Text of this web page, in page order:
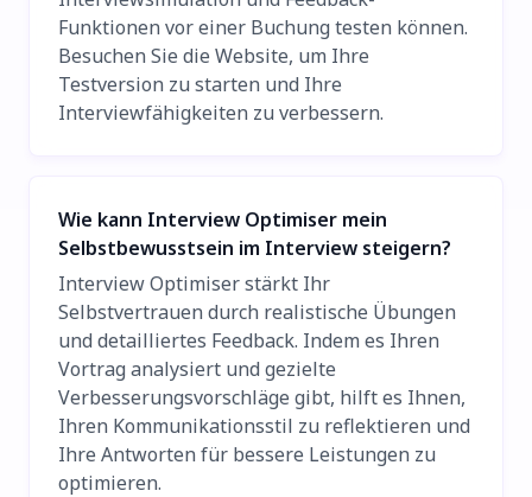
Funktionen vor einer Buchung testen können.
Besuchen Sie die Website, um Ihre
Testversion zu starten und Ihre
Interviewfähigkeiten zu verbessern.
Wie kann Interview Optimiser mein
Selbstbewusstsein im Interview steigern?
Interview Optimiser stärkt Ihr
Selbstvertrauen durch realistische Übungen
und detailliertes Feedback. Indem es Ihren
Vortrag analysiert und gezielte
Verbesserungsvorschläge gibt, hilft es Ihnen,
Ihren Kommunikationsstil zu reflektieren und
Ihre Antworten für bessere Leistungen zu
optimieren.